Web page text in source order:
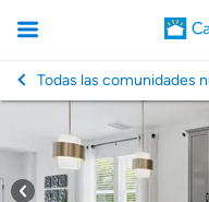
Todas las comunidades